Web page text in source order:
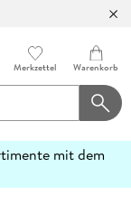
Merkzettel Warenkorb
mit dem